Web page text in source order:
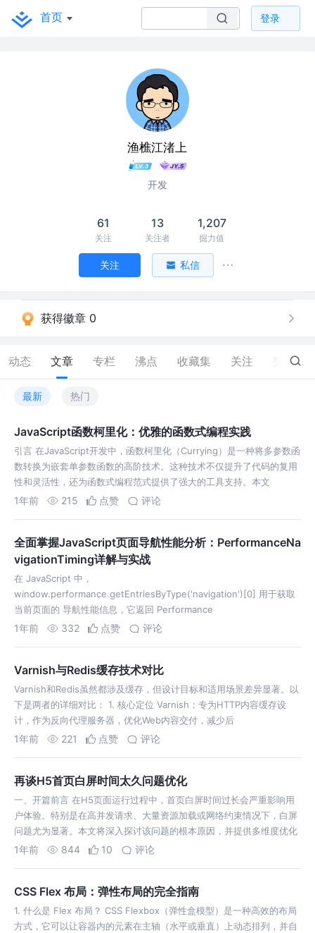
首页 登录
渔樵江渚上
开发
61
关注
13
关注者
1,207
掘力值
关注 私信
获得徽章 0
动态 文章 专栏 沸点 收藏集 关注 10
最新 热门
JavaScript函数柯里化：优雅的函数式编程实践
引言 在JavaScript开发中，函数柯里化（Currying）是一种将多参数函
数转换为嵌套单参数函数的高阶技术。这种技术不仅提升了代码的复用
性和灵活性，还为函数式编程范式提供了强大的工具支持。本文
1年前 215 点赞 评论
全面掌握JavaScript页面导航性能分析：PerformanceNa
vigationTiming详解与实战
在 JavaScript 中，
window.performance.getEntriesByType('navigation')[0] 用于获取
当前页面的 导航性能信息，它返回 Performance
1年前 332 点赞 评论
Varnish与Redis缓存技术对比
Varnish和Redis虽然都涉及缓存，但设计目标和适用场景差异显著。以
下是两者的详细对比： 1. 核心定位 Varnish：专为HTTP内容缓存设
计，作为反向代理服务器，优化Web内容交付，减少后
1年前 221 点赞 评论
再谈H5首页白屏时间太久问题优化
一、开篇前言 在H5页面运行过程中，首页白屏时间过长会严重影响用
户体验。特别是在高并发请求、大量资源加载或网络约束情况下，白屏
问题尤为显著。本文将深入探讨该问题的根本原因，并提供多维度优化
方案。 二、
1年前 844 10 评论
CSS Flex 布局：弹性布局的完全指南
1. 什么是 Flex 布局？ CSS Flexbox（弹性盒模型）是一种高效的布局
方式，它可以让容器内的元素在主轴（水平或垂直）上动态排列，并自